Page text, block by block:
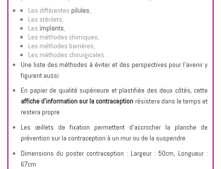
Les différentes pilules,
Les stérilets,
Les implants,
Les méthodes chimiques,
Les méthodes barrières,
Les méthodes chirurgicales…
Une liste des méthodes à éviter et des perspectives pour l’avenir y
figurent aussi
En papier de qualité supérieure et plastifiée des deux côtés, cette
affiche d’information sur la contraception résistera dans le temps et
restera propre
Les œillets de fixation permettent d’accrocher la planche de
prévention sur la contraception à un mur ou de la suspendre
Dimensions du poster contraception : Largeur : 50cm, Longueur :
67cm